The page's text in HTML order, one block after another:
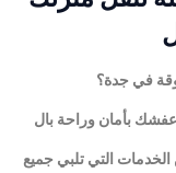
في جدة؟
التي تلبي جميع